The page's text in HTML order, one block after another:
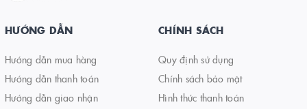
HƯỚNG DẪN
Hướng dẫn mua hàng
Hướng dẫn thanh toán
Hướng dẫn giao nhận
CHÍNH SÁCH
Quy định sử dụng
Chính sách bảo mật
Hình thức thanh toán